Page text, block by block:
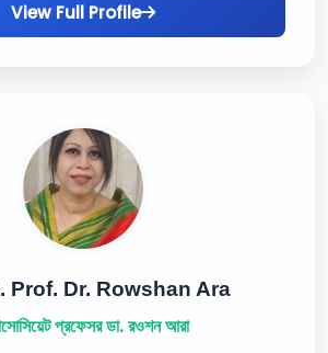
View Full Profile
Prof. Dr. Rowshan Ara
প্রফেসর ডা. রওশন আরা